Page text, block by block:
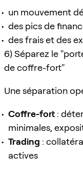
un mouvement
des pics de
des frais et des
6) Séparez le
de coffre-fort"
Une séparation
Coffre-fort :
minimales,
Trading :
actives